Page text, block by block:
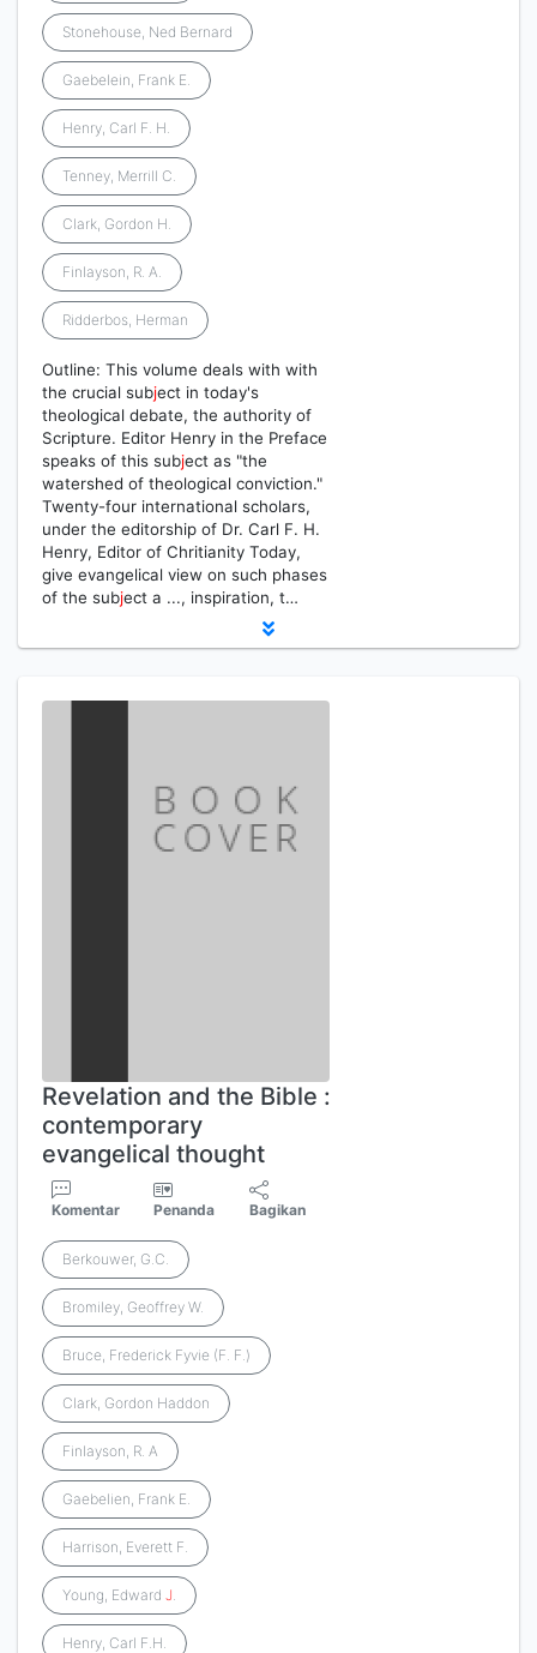
Stonehouse, Ned Bernard
Gaebelein, Frank E.
Henry, Carl F. H.
Tenney, Merrill C.
Clark, Gordon H.
Finlayson, R. A.
Ridderbos, Herman
Outline: This volume deals with with
the crucial subject in today's
theological debate, the authority of
Scripture. Editor Henry in the Preface
speaks of this subject as "the
watershed of theological conviction."
Twenty-four international scholars,
under the editorship of Dr. Carl F. H.
Henry, Editor of Chritianity Today,
give evangelical view on such phases
of the subject a ..., inspiration, t…
Revelation and the Bible :
contemporary
evangelical thought
Komentar Penanda Bagikan
Berkouwer, G.C.
Bromiley, Geoffrey W.
Bruce, Frederick Fyvie (F. F.)
Clark, Gordon Haddon
Finlayson, R. A
Gaebelien, Frank E.
Harrison, Everett F.
Young, Edward J.
Henry, Carl F.H.